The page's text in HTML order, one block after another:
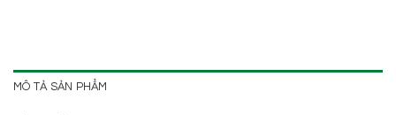
MÔ TẢ SẢN PHẨM